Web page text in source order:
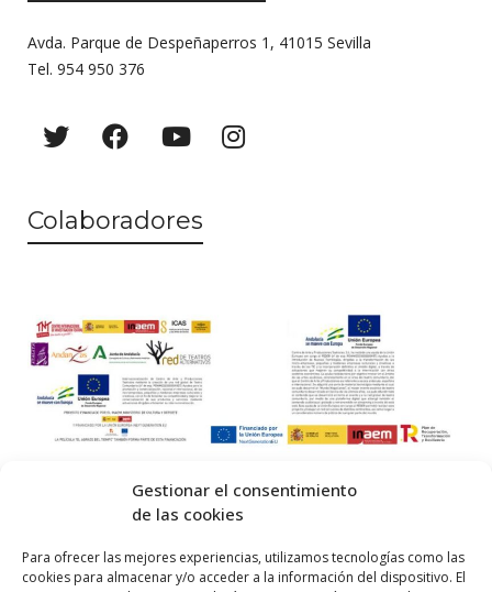
Gestionar el consentimiento
de las cookies
Para ofrecer las mejores experiencias, utilizamos tecnologías como las
cookies para almacenar y/o acceder a la información del dispositivo. El
Avda. Parque de Despeñaperros 1, 41015 Sevilla
Tel. 954 950 376
Colaboradores
by QM.